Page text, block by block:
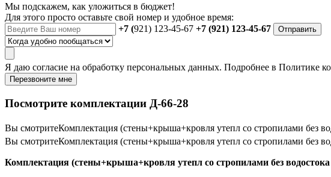
Мы подскажем, как уложиться в бюджет!
Для этого просто оставьте свой номер и удобное время:
+7 (921) 123-45-67 +7 (921) 123-45-67 Отправить
Я даю согласие на обработку персональных данных. Подробнее в Политике
Перезвоните мне
Посмотрите комплектации Д-66-28
Вы смотритеКомплектация (стены+крыша+кровля утепл со стропилами без
Вы смотритеКомплектация (стены+крыша+кровля утепл со стропилами без
Комплектация (стены+крыша+кровля утепл со стропилами без